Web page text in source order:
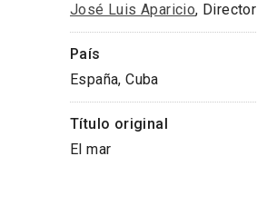
José Luis Aparicio, Director
País
España, Cuba
Título original
El mar